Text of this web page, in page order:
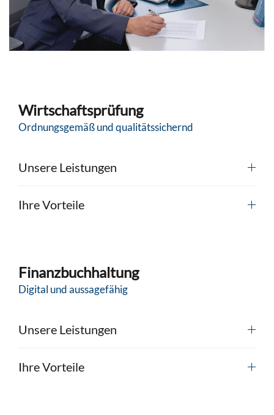
Wirtschaftsprüfung
Ordnungsgemäß und qualitätssichernd
Unsere Leistungen
Ihre Vorteile
Finanzbuchhaltung
Digital und aussagefähig
Unsere Leistungen
Ihre Vorteile